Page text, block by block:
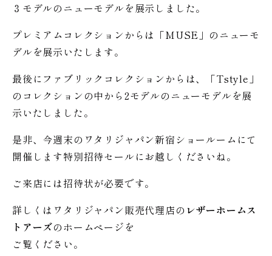
３モデルのニューモデルを展示しました。
プレミアムコレクションからは「MUSE」のニューモ
デルを展示いたします。
最後にファブリックコレクションからは、「Tstyle」
のコレクションの中から2モデルのニューモデルを展
示いたしました。
是非、今週末のワタリジャパン新宿ショールームにて
開催します特別招待セールにお越しくださいね。
ご来店には招待状が必要です。
詳しくはワタリジャパン販売代理店の レザーホームス
トアーズのホームページを
ご覧ください。